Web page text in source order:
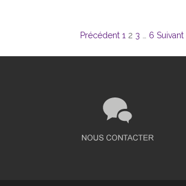
Pagination
des
Précédent 1 2 3 6 Suivant